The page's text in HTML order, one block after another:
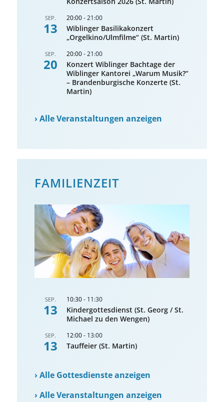
SEP.
13
20:00-21:00
Wiblinger Basilikakonzert
„Orgelkino/Ulmfilme“ (St. Martin)
SEP.
20
20:00-21:00
Konzert Wiblinger Bachtage der
Wiblinger Kantorei „Warum Musik?“
– Brandenburgische Konzerte (St.
Martin)
›Alle Veranstaltungen anzeigen
FAMILIENZEIT
SEP.
13
10:30- 11:30
Kindergottesdienst (St. Georg / St.
Michael zu den Wengen)
SEP.
13
12:00- 13:00
Tauffeier (St. Martin)
›Alle Gottesdienste anzeigen
›Alle Veranstaltungen anzeigen